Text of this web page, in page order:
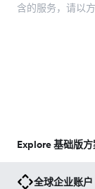
含的服务，请以
Explore 基础版方
全球企业账户